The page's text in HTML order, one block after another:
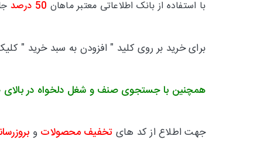
با استفاده از بانک اطلاعاتی معتبر ماهان 50 درصد
برای خرید بر روی کلید " افزودن به سبد خرید "
همچنین با جستجوی صنف و شغل دلخواه در
جهت اطلاع از کد های تخفیف محصولات و